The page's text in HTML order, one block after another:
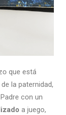
que está
la paternidad,
con un
a juego,